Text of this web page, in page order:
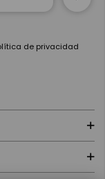
de privacidad